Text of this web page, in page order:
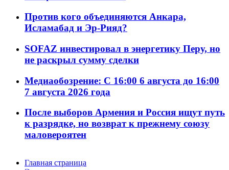
Против кого объединяются Анкара,
Исламабад и Эр-Рияд?
SOFAZ инвестировал в энергетику Перу, но
не раскрыл сумму сделки
Медиаобозрение: С 16:00 6 августа до 16:00
7 августа 2026 года
После выборов Армения и Россия ищут путь
к разрядке, но возврат к прежнему союзу
маловероятен
Главная страница